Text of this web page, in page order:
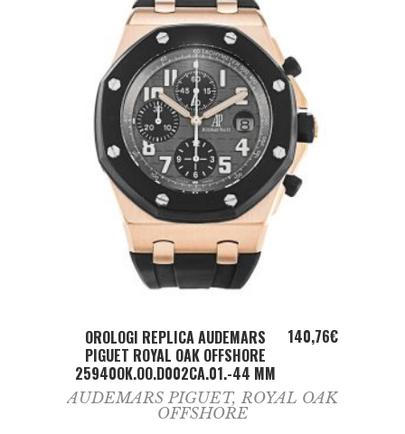
ADD TO CART
OROLOGI REPLICA AUDEMARS
PIGUET ROYAL OAK OFFSHORE
25940OK.OO.D002CA.01.-44 MM
140,76€
AUDEMARS PIGUET, ROYAL OAK
OFFSHORE